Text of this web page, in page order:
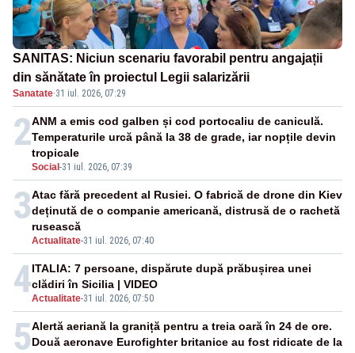
SANITAS: Niciun scenariu favorabil pentru angajații
din sănătate în proiectul Legii salarizării
Sanatate·31 iul. 2026, 07:29
2
Social -31 iul. 2026, 07:39
ANM a emis cod galben și cod portocaliu de caniculă.
Temperaturile urcă până la 38 de grade, iar nopțile devin
tropicale
3
Actualitate-31 iul. 2026, 07:40
Atac fără precedent al Rusiei. O fabrică de drone din Kiev
deținută de o companie americană, distrusă de o rachetă
rusească
4Actualitate-31 iul. 2026, 07:50
ITALIA: 7 persoane, dispărute după prăbușirea unei
clădiri în Sicilia | VIDEO
5Alertă aeriană la graniță pentru a treia oară în 24 de ore.
Două aeronave Eurofighter britanice au fost ridicate de la